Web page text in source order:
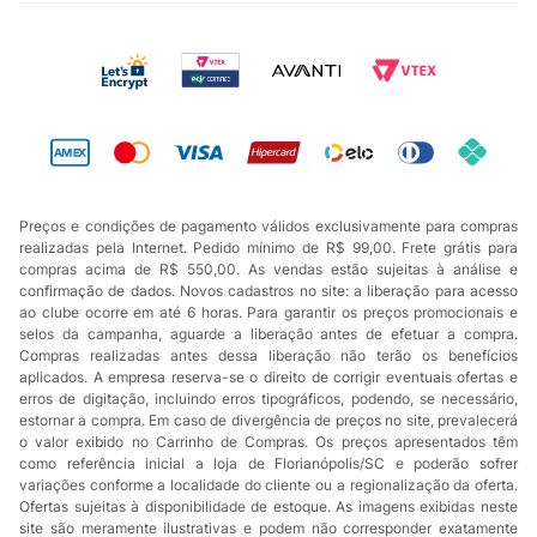
Preços e condições de pagamento válidos exclusivamente para compras
realizadas pela Internet. Pedido mínimo de R$ 99,00. Frete grátis para
compras acima de R$ 550,00. As vendas estão sujeitas à análise e
confirmação de dados. Novos cadastros no site: a liberação para acesso
ao clube ocorre em até 6 horas. Para garantir os preços promocionais e
selos da campanha, aguarde a liberação antes de efetuar a compra.
Compras realizadas antes dessa liberação não terão os benefícios
aplicados. A empresa reserva-se o direito de corrigir eventuais ofertas e
erros de digitação, incluindo erros tipográficos, podendo, se necessário,
estornar a compra. Em caso de divergência de preços no site, prevalecerá
o valor exibido no Carrinho de Compras. Os preços apresentados têm
como referência inicial a loja de Florianópolis/SC e poderão sofrer
variações conforme a localidade do cliente ou a regionalização da oferta.
Ofertas sujeitas à disponibilidade de estoque. As imagens exibidas neste
site são meramente ilustrativas e podem não corresponder exatamente